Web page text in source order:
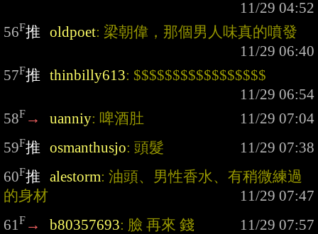
56F推 oldpoet: 梁朝偉，那個男人味真的噴發
57F推 thinbilly613: $$$$$$$$$$$$$$$$$
58F → uanniy: 啤酒肚
59F推 osmanthusjo: 頭髮
60F推 alestorm: 油頭、男性香水、有稍微練過
的身材
61 F → b80357693: 臉 再來 錢